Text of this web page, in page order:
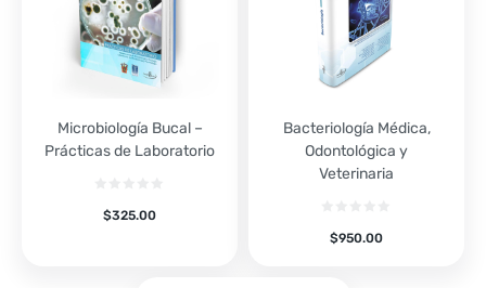
Microbiología Bucal –
Prácticas de Laboratorio
$325.00
Bacteriología Médica,
Odontológica y
Veterinaria
$950.00